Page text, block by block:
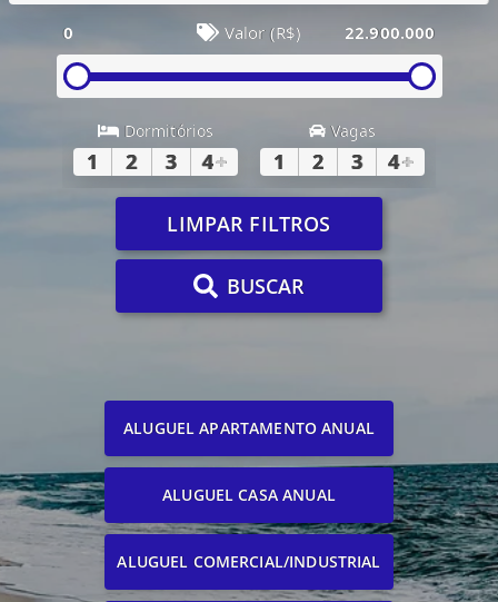
0 Valor (R$) 22.900.000
Dormitórios
1 2 3 4+
Vagas
1 2 3 4+
LIMPAR FILTROS
BUSCAR
ALUGUEL APARTAMENTO ANUAL
ALUGUEL CASA ANUAL
ALUGUEL COMERCIAL/INDUSTRIAL